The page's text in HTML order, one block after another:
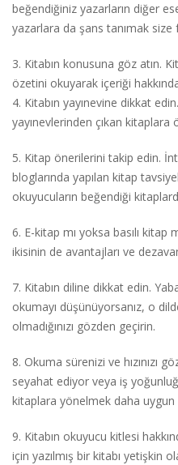
beğendiğiniz yazarların diğer
yazarlara da şans tanımak size
3. Kitabın konusuna göz atın.
özetini okuyarak içeriği
4. Kitabın yayınevine dikkat
yayınevlerinden çıkan kitaplara
5. Kitap önerilerini takip edin.
bloglarında yapılan kitap
okuyucuların beğendiği
6. E-kitap mı yoksa basılı kitap
ikisinin de avantajları ve
7. Kitabın diline dikkat edin.
okumayı düşünüyorsanız, o
olmadığınızı gözden geçirin.
8. Okuma sürenizi ve hızınızı
seyahat ediyor veya iş
kitaplara yönelmek daha uygun
9. Kitabın okuyucu kitlesi
için yazılmış bir kitabı yetişkin